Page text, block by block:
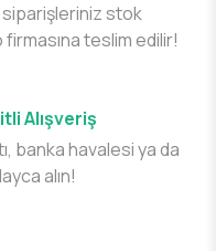
siparişleriniz stok
teslim edilir!
Alışveriş
banka havalesi ya da
alın!